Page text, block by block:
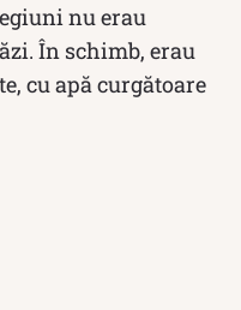
nu erau
În schimb, erau
cu apă curgătoare